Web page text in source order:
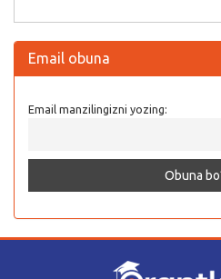
Email obuna
Email manzilingizni yozing: